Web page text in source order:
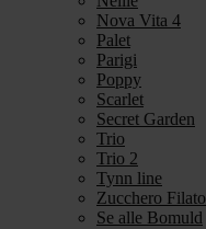
Nova Vita 4
Palet
Parigi
Poppy
Scarlet
Secret Garden
Trio
Trio 2
Tynn line
Zucchero Filato
Se alle Bomuld